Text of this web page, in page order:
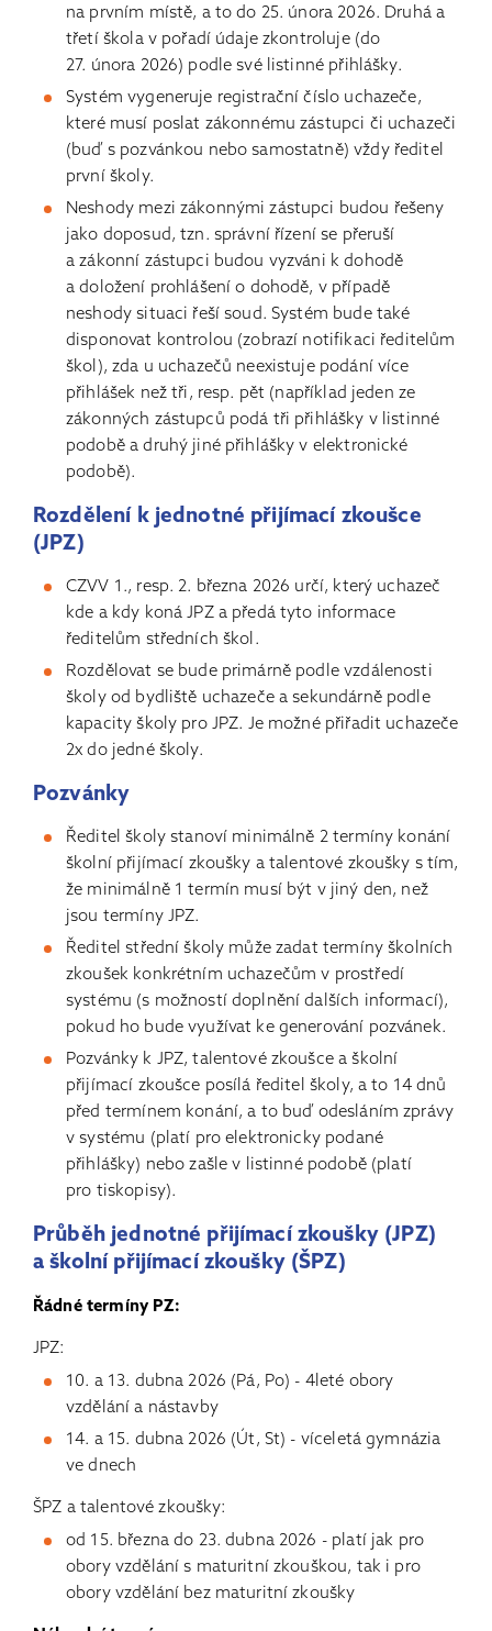
na prvním místě, a to do 25. února 2026. Druhá a
třetí škola v pořadí údaje zkontroluje (do
27. února 2026) podle své listinné přihlášky.
Systém vygeneruje registrační číslo uchazeče,
které musí poslat zákonnému zástupci či uchazeči
(buď s pozvánkou nebo samostatně) vždy ředitel
první školy.
Neshody mezi zákonnými zástupci budou řešeny
jako doposud, tzn. správní řízení se přeruší
a zákonní zástupci budou vyzváni k dohodě
a doložení prohlášení o dohodě, v případě
neshody situaci řeší soud. Systém bude také
disponovat kontrolou (zobrazí notifikaci ředitelům
škol), zda u uchazečů neexistuje podání více
přihlášek než tři, resp. pět (například jeden ze
zákonných zástupců podá tři přihlášky v listinné
podobě a druhý jiné přihlášky v elektronické
podobě).
Rozdělení k jednotné přijímací zkoušce
(JPZ)
CZVV 1., resp. 2. března 2026 určí, který uchazeč
kde a kdy koná JPZ a předá tyto informace
ředitelům středních škol.
Rozdělovat se bude primárně podle vzdálenosti
školy od bydliště uchazeče a sekundárně podle
kapacity školy pro JPZ. Je možné přiřadit uchazeče
2x do jedné školy.
Pozvánky
Ředitel školy stanoví minimálně 2 termíny konání
školní přijímací zkoušky a talentové zkoušky s tím,
že minimálně 1 termín musí být v jiný den, než
jsou termíny JPZ.
Ředitel střední školy může zadat termíny školních
zkoušek konkrétním uchazečům v prostředí
systému (s možností doplnění dalších informací),
pokud ho bude využívat ke generování pozvánek.
Pozvánky k JPZ, talentové zkoušce a školní
přijímací zkoušce posílá ředitel školy, a to 14 dnů
před termínem konání, a to buď odesláním zprávy
v systému (platí pro elektronicky podané
přihlášky) nebo zašle v listinné podobě (platí
pro tiskopisy).
Průběh jednotné přijímací zkoušky (JPZ)
a školní přijímací zkoušky (ŠPZ)
Řádné termíny PZ:
JPZ:
10. a 13. dubna 2026 (Pá, Po) - 4leté obory
vzdělání a nástavby
14. a 15. dubna 2026 (Út, St) - víceletá gymnázia
ve dnech
ŠPZ a talentové zkoušky:
od 15. března do 23. dubna 2026 - platí jak pro
obory vzdělání s maturitní zkouškou, tak i pro
obory vzdělání bez maturitní zkoušky